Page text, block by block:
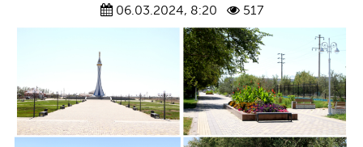
06.03.2024, 8:20 517